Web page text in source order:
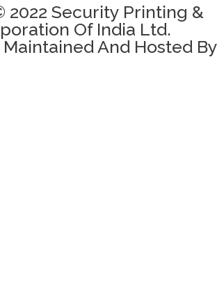
Security Printing &
Of India Ltd.
And Hosted By